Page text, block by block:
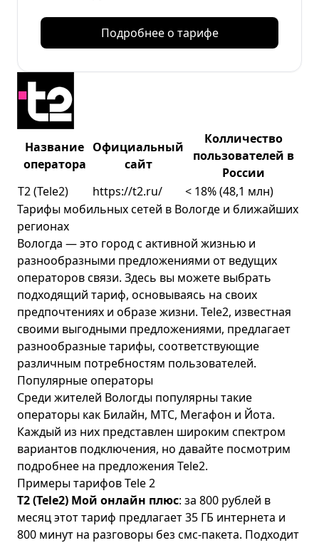
Подробнее о тарифе
Название
оператора
Официальный
сайт
Колличество
пользователей в
России
T2 (Tele2)
https://t2.ru/
< 18% (48,1 млн)
Тарифы мобильных сетей в Вологде и ближайших
регионах
Вологда — это город с активной жизнью и
разнообразными предложениями от ведущих
операторов связи. Здесь вы можете выбрать
подходящий тариф, основываясь на своих
предпочтениях и образе жизни. Tele2, известная
своими выгодными предложениями, предлагает
разнообразные тарифы, соответствующие
различным потребностям пользователей.
Популярные операторы
Среди жителей Вологды популярны такие
операторы как Билайн, МТС, Мегафон и Йота.
Каждый из них представлен широким спектром
вариантов подключения, но давайте посмотрим
подробнее на предложения Tele2.
Примеры тарифов Tele 2
T2 (Tele2) Мой онлайн плюс: за 800 рублей в
месяц этот тариф предлагает 35 ГБ интернета и
800 минут на разговоры без смс-пакета. Подходит